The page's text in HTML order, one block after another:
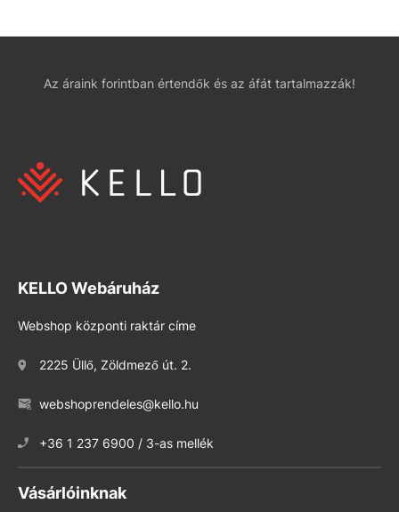
Az áraink forintban értendők és az áfát tartalmazzák!
KELLO Webáruház
Webshop központi raktár címe
2225 Üllő, Zöldmező út. 2.
webshoprendeles@kello.hu
+36 1 237 6900 / 3-as mellék
Vásárlóinknak